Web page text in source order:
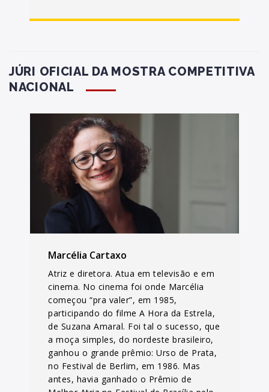
JÚRI OFICIAL DA MOSTRA COMPETITIVA
NACIONAL
Marcélia Cartaxo
Atriz e diretora. Atua em televisão e em
cinema. No cinema foi onde Marcélia
começou “pra valer”, em 1985,
participando do filme A Hora da Estrela,
de Suzana Amaral. Foi tal o sucesso, que
a moça simples, do nordeste brasileiro,
ganhou o grande prêmio: Urso de Prata,
no Festival de Berlim, em 1986. Mas
antes, havia ganhado o Prêmio de